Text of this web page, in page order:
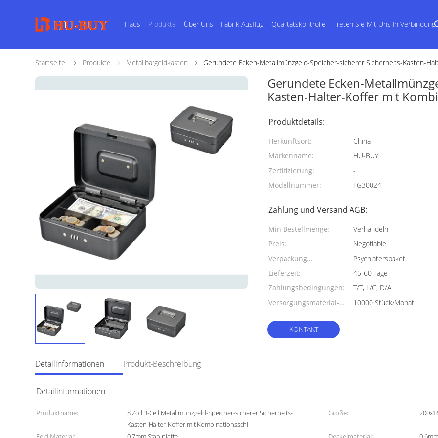
Haus Produkte Über Uns Fabrik-Ausflug Qualitätskontrolle Treten Sie Mit Uns In Verbindung
Startseite Produkte Metallbargeldkasten Gerundete Ecken-Metallmünzgeld-Speicher-sicherer Sicherheits-Kasten-
Gerundete Ecken-
Kasten-Halter-Koffer mit
Produktdetails:
Herkunftsort:
China
Markenname:
HU-BUY
Zertifizierung:
-
Modellnummer:
FG30024
Zahlung und Versand AGB:
Min Bestellmenge:
Verhandeln
Preis:
Negotiable
Verpackung
Informationen:
Psychiaterspaket
Lieferzeit:
45-60 Tage
Zahlungsbedingungen:
T/T, L/C, D/A
Versorgungsmaterial-
10000 Stück/Monat
KONTAKT
Detailinformationen Produkt-Beschreibung
Detailinformationen
Produktname:
8 Zoll 3-Cell Metallmünzgeld-Speicher-sicherer Sicherheits-
Kasten-Halter-Koffer mit Kombinationsschl
Größe:
Feld Material: 0.7mm Stahlplatte Deckelmaterial: